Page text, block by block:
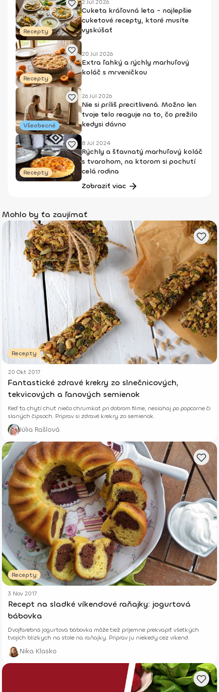
Recepty
2 Júl 2026
Cuketa kráľovná leta - najlepšie
cuketové recepty, ktoré musíte
vyskúšať
Recepty
20 Júl 2026
Extra ľahký a rýchly marhuľový
koláč s mrveničkou
Všeobecné
26 Júl 2026
Nie si príliš precitlivená. Možno len
tvoje telo reaguje na to, čo prežilo
kedysi dávno
Recepty
8 Júl 2024
Rýchly a šťavnatý marhuľový koláč
s tvarohom, na ktorom si pochutí
celá rodina
Zobraziť viac
Mohlo by ťa zaujímať
Recepty
20 Okt 2017
Fantastické zdravé krekry zo slnečnicových,
tekvicových a ľanových semienok
Keď ťa chytí chuť niečo chrumkať pri dobrom filme, nesiahaj po popcorne či
slaných čipsoch. Priprav si zdravé krekry zo semienok.
Júlia Rašlová
Recepty
3 Nov 2017
Recept na sladké víkendové raňajky: jogurtová
bábovka
Dvojfarebná jogurtová bábovka môže tiež príjemne prekvapiť všetkých
tvojich blízkych na stole na raňajky. Priprav ju niekedy cez víkend.
Nika Klasko